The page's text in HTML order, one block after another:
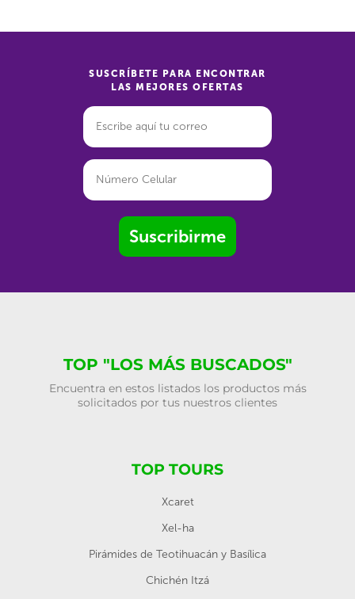
SUSCRÍBETE PARA ENCONTRAR
LAS MEJORES OFERTAS
Suscribirme
TOP "LOS MÁS BUSCADOS"
Encuentra en estos listados los productos más
solicitados por tus nuestros clientes
TOP TOURS
Xcaret
Xel-ha
Pirámides de Teotihuacán y Basílica
Chichén Itzá